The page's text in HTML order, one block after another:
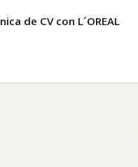
de CV con L´OREAL